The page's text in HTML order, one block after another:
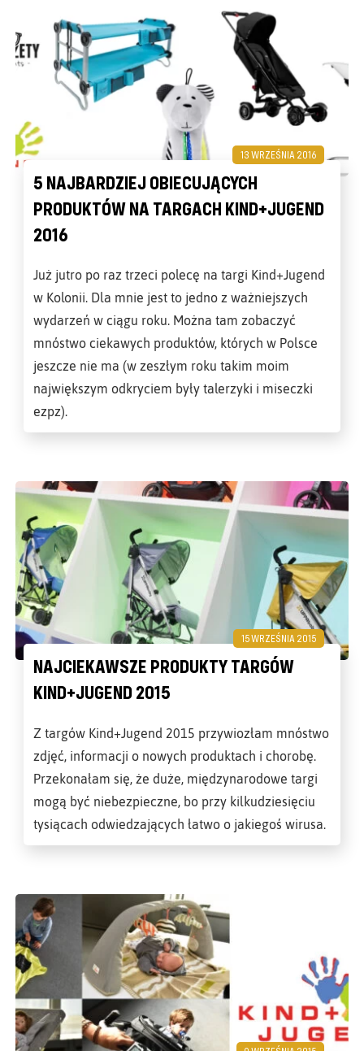
13 WRZEŚNIA 2016
5 NAJBARDZIEJ OBIECUJĄCYCH
PRODUKTÓW NA TARGACH KIND+JUGEND
2016
Już jutro po raz trzeci polecę na targi Kind+Jugend
w Kolonii. Dla mnie jest to jedno z ważniejszych
wydarzeń w ciągu roku. Można tam zobaczyć
mnóstwo ciekawych produktów, których w Polsce
jeszcze nie ma (w zeszłym roku takim moim
największym odkryciem były talerzyki i miseczki
ezpz).
15 WRZEŚNIA 2015
NAJCIEKAWSZE PRODUKTY TARGÓW
KIND+JUGEND 2015
Z targów Kind+Jugend 2015 przywiozłam mnóstwo
zdjęć, informacji o nowych produktach i chorobę.
Przekonałam się, że duże, międzynarodowe targi
mogą być niebezpieczne, bo przy kilkudziesięciu
tysiącach odwiedzających łatwo o jakiegoś wirusa.